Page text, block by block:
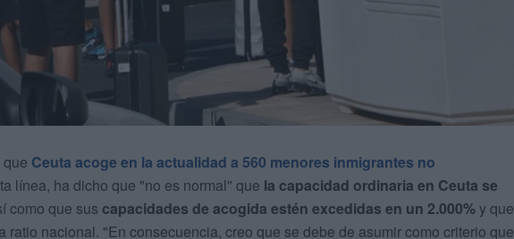
Ceuta acoge en la actualidad a 560 menores inmigrantes no
línea, ha dicho que "no es normal" que la capacidad ordinaria en Ceuta se
como que sus capacidades de acogida estén excedidas en un 2.000%y que
ratio nacional. "En consecuencia, creo que se debe de asumir como criterio que